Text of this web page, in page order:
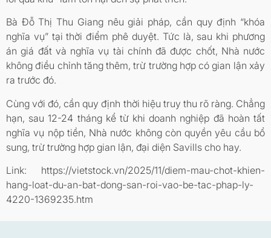
Bà Đỗ Thị Thu Giang nêu giải pháp, cần quy định “khóa
nghĩa vụ” tại thời điểm phê duyệt. Tức là, sau khi phương
án giá đất và nghĩa vụ tài chính đã được chốt, Nhà nước
không điều chỉnh tăng thêm, trừ trường hợp có gian lận xảy
ra trước đó.
Cùng với đó, cần quy định thời hiệu truy thu rõ ràng. Chẳng
hạn, sau 12-24 tháng kể từ khi doanh nghiệp đã hoàn tất
nghĩa vụ nộp tiền, Nhà nước không còn quyền yêu cầu bổ
sung, trừ trường hợp gian lận, đại diện Savills cho hay.
Link: https://vietstock.vn/2025/11/diem-mau-chot-khien-
hang-loat-du-an-bat-dong-san-roi-vao-be-tac-phap-ly-
4220-1369235.htm